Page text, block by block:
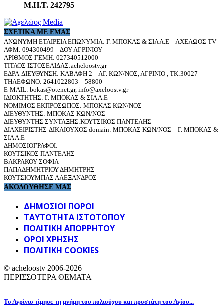
Μ.Η.Τ. 242795
ΣΧΕΤΙΚΆ ΜΕ ΕΜΆΣ
ΑΝΩΝΥΜΗ ΕΤΑΙΡΕΙΑ ΕΠΩΝΥΜΙΑ: Γ. ΜΠΟΚΑΣ & ΣΙΑ Α.Ε – ΑΧΕΛΩΟΣ TV
ΑΦΜ: 094300499 – ΔΟΥ ΑΓΡΙΝΙΟΥ
ΑΡΙΘΜΟΣ ΓΕΜΗ: 027340512000
ΤΙΤΛΟΣ ΙΣΤΟΣΕΛΙΔΑΣ:acheloostv.gr
ΕΔΡΑ-ΔΙΕΥΘΥΝΣΗ: ΚΑΒΑΦΗ 2 – ΑΓ. ΚΩΝ/ΝΟΣ, ΑΓΡΙΝΙΟ , ΤΚ:30027
ΤΗΛΕΦΩΝΟ: 2641022803 – 58800
E-MAIL: bokas@otenet.gr, info@axeloostv.gr
ΙΔΙΟΚΤΗΤΗΣ: Γ. ΜΠΟΚΑΣ & ΣΙΑ Α.Ε
ΝΟΜΙΜΟΣ ΕΚΠΡΟΣΩΠΟΣ: ΜΠΟΚΑΣ ΚΩΝ/ΝΟΣ
ΔΙΕΥΘΥΝΤΗΣ: ΜΠΟΚΑΣ ΚΩΝ/ΝΟΣ
ΔΙΕΥΘΥΝΤΗΣ ΣΥΝΤΑΞΗΣ:ΚΟΥΤΣΙΚΟΣ ΠΑΝΤΕΛΗΣ
ΔΙΑΧΕΙΡΙΣΤΗΣ-ΔΙΚΑΙΟΥΧΟΣ domain: ΜΠΟΚΑΣ ΚΩΝ/ΝΟΣ – Γ. ΜΠΟΚΑΣ &
ΣΙΑ Α.Ε
ΔΗΜΟΣΙΟΓΡΑΦΟΙ:
ΚΟΥΤΣΙΚΟΣ ΠΑΝΤΕΛΗΣ
ΒΑΚΡΑΚΟΥ ΣΟΦΙΑ
ΠΑΠΑΔΗΜΗΤΡΙΟΥ ΔΗΜΗΤΡΗΣ
ΚΟΥΤΣΙΟΥΜΠΑΣ ΑΛΕΞΑΝΔΡΟΣ
ΑΚΟΛΟΥΘΗΣΕ ΜΑΣ
ΔΗΜΟΣΙΟΙ ΠΟΡΟΙ
ΤΑΥΤΌΤΗΤΑ ΙΣΤΌΤΟΠΟΥ
ΠΟΛΙΤΙΚΉ ΑΠΟΡΡΉΤΟΥ
ΌΡΟΙ ΧΡΉΣΗΣ
ΠΟΛΙΤΙΚΗ COOKIES
© acheloostv 2006-2026
ΠΕΡΙΣΣΟΤΕΡΑ ΘΕΜΑΤΑ
Το Αγρίνιο τίμησε τη μνήμη του πολιούχου και προστάτη του Αγίου...